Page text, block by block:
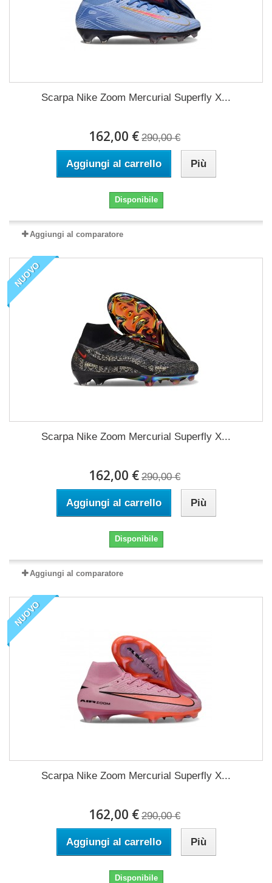
Scarpa Nike Zoom Mercurial Superfly X...
162,00 € 290,00 €
Aggiungi al carrello Più
Disponibile
Aggiungi al comparatore
NUOVO
Scarpa Nike Zoom Mercurial Superfly X...
162,00 € 290,00 €
Aggiungi al carrello Più
Disponibile
Aggiungi al comparatore
NUOVO
Scarpa Nike Zoom Mercurial Superfly X...
162,00 € 290,00 €
Aggiungi al carrello Più
Disponibile